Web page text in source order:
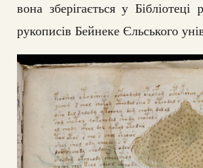
вона зберігається у Бібліотеці
рукописів Бейнеке Єльського